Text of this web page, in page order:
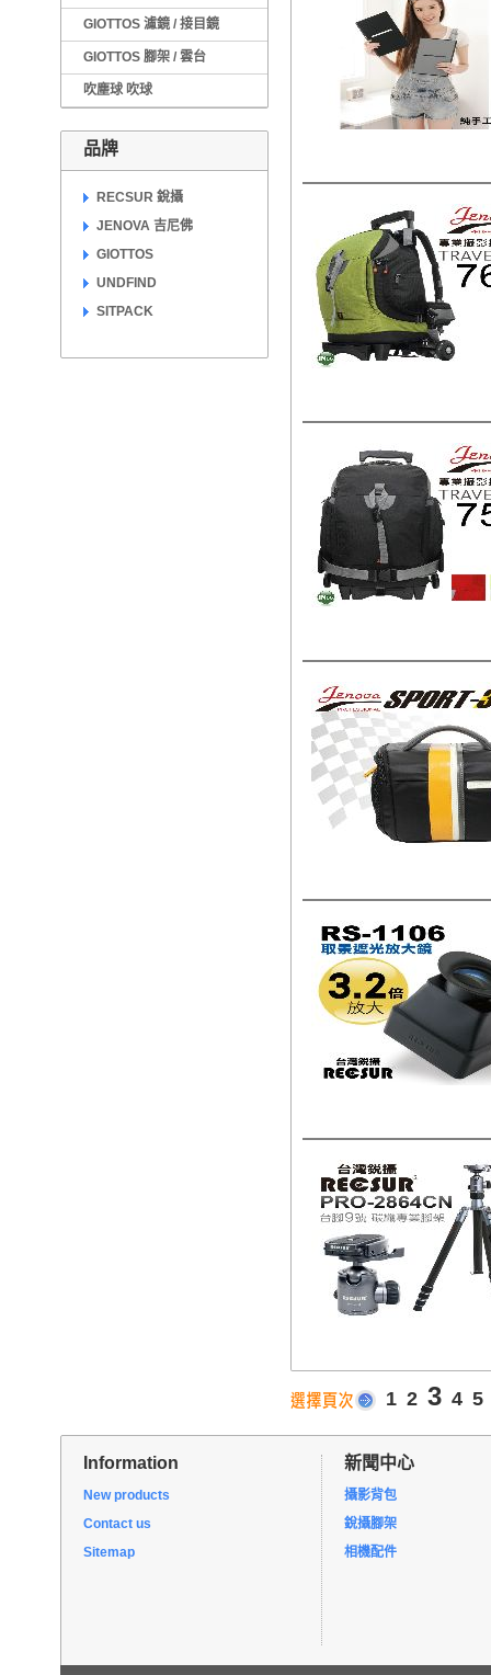
GIOTTOS 濾鏡 / 接目鏡
GIOTTOS 腳架 / 雲台
吹塵球 吹球
品牌
RECSUR 銳攝
JENOVA 吉尼佛
GIOTTOS
UNDFIND
SITPACK
1 2 3 4 5
Information
New products
Contact us
Sitemap
新聞中心
攝影背包
銳攝腳架
相機配件